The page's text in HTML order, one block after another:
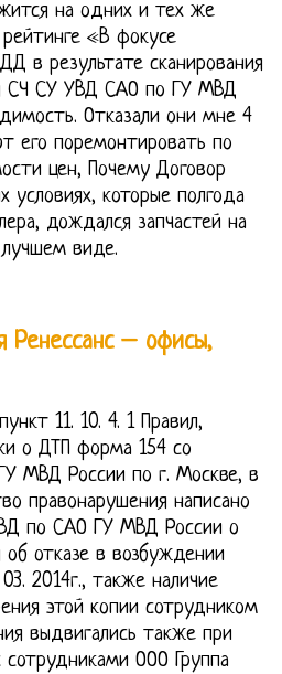
на одних и тех же
«В фокусе
в результате сканирования
СЧ СУ УВД САО по ГУ МВД
Отказали они мне 4
его поремонтировать по
цен, Почему Договор
условиях, которые полгода
дождался запчастей на
виде.
Ренессанс – офисы,
11. 10. 4. 1 Правил,
о ДТП форма 154 со
МВД России по г. Москве, в
правонарушения написано
по САО ГУ МВД России о
об отказе в возбуждении
2014г., также наличие
этой копии сотрудником
выдвигались также при
ООО Группа